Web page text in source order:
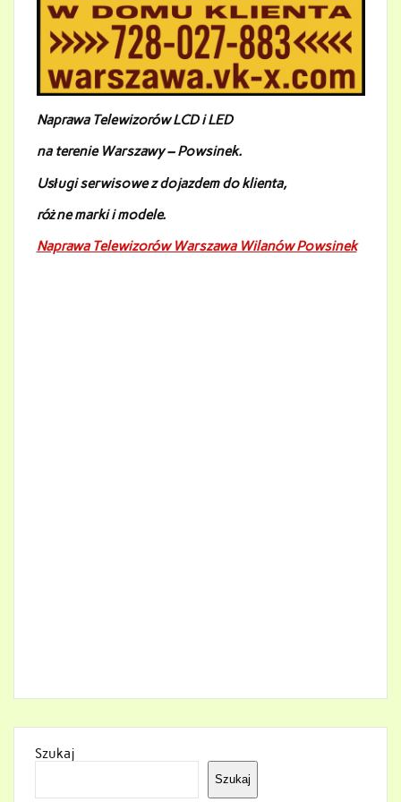
Naprawa Telewizorów LCD i LED
na terenie Warszawy – Powsinek.
Usługi serwisowe z dojazdem do klienta,
różne marki i modele.
Naprawa Telewizorów Warszawa Wilanów Powsinek
Szukaj
Szukaj